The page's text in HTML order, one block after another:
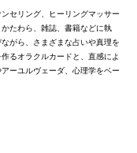
セリング、ヒーリングマッサー
たわら、雑誌、書籍などに執
がら、さまざまな占いや真理を
るオラクルカードと、直感によ
ーユルヴェーダ、心理学をベー